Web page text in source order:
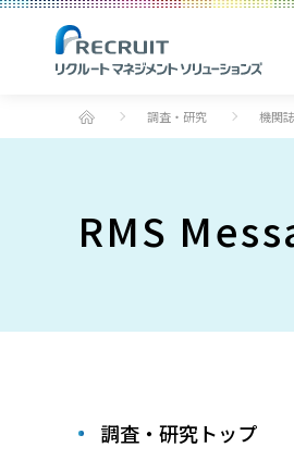
調査・研究 機関
RMS
調査・研究トップ